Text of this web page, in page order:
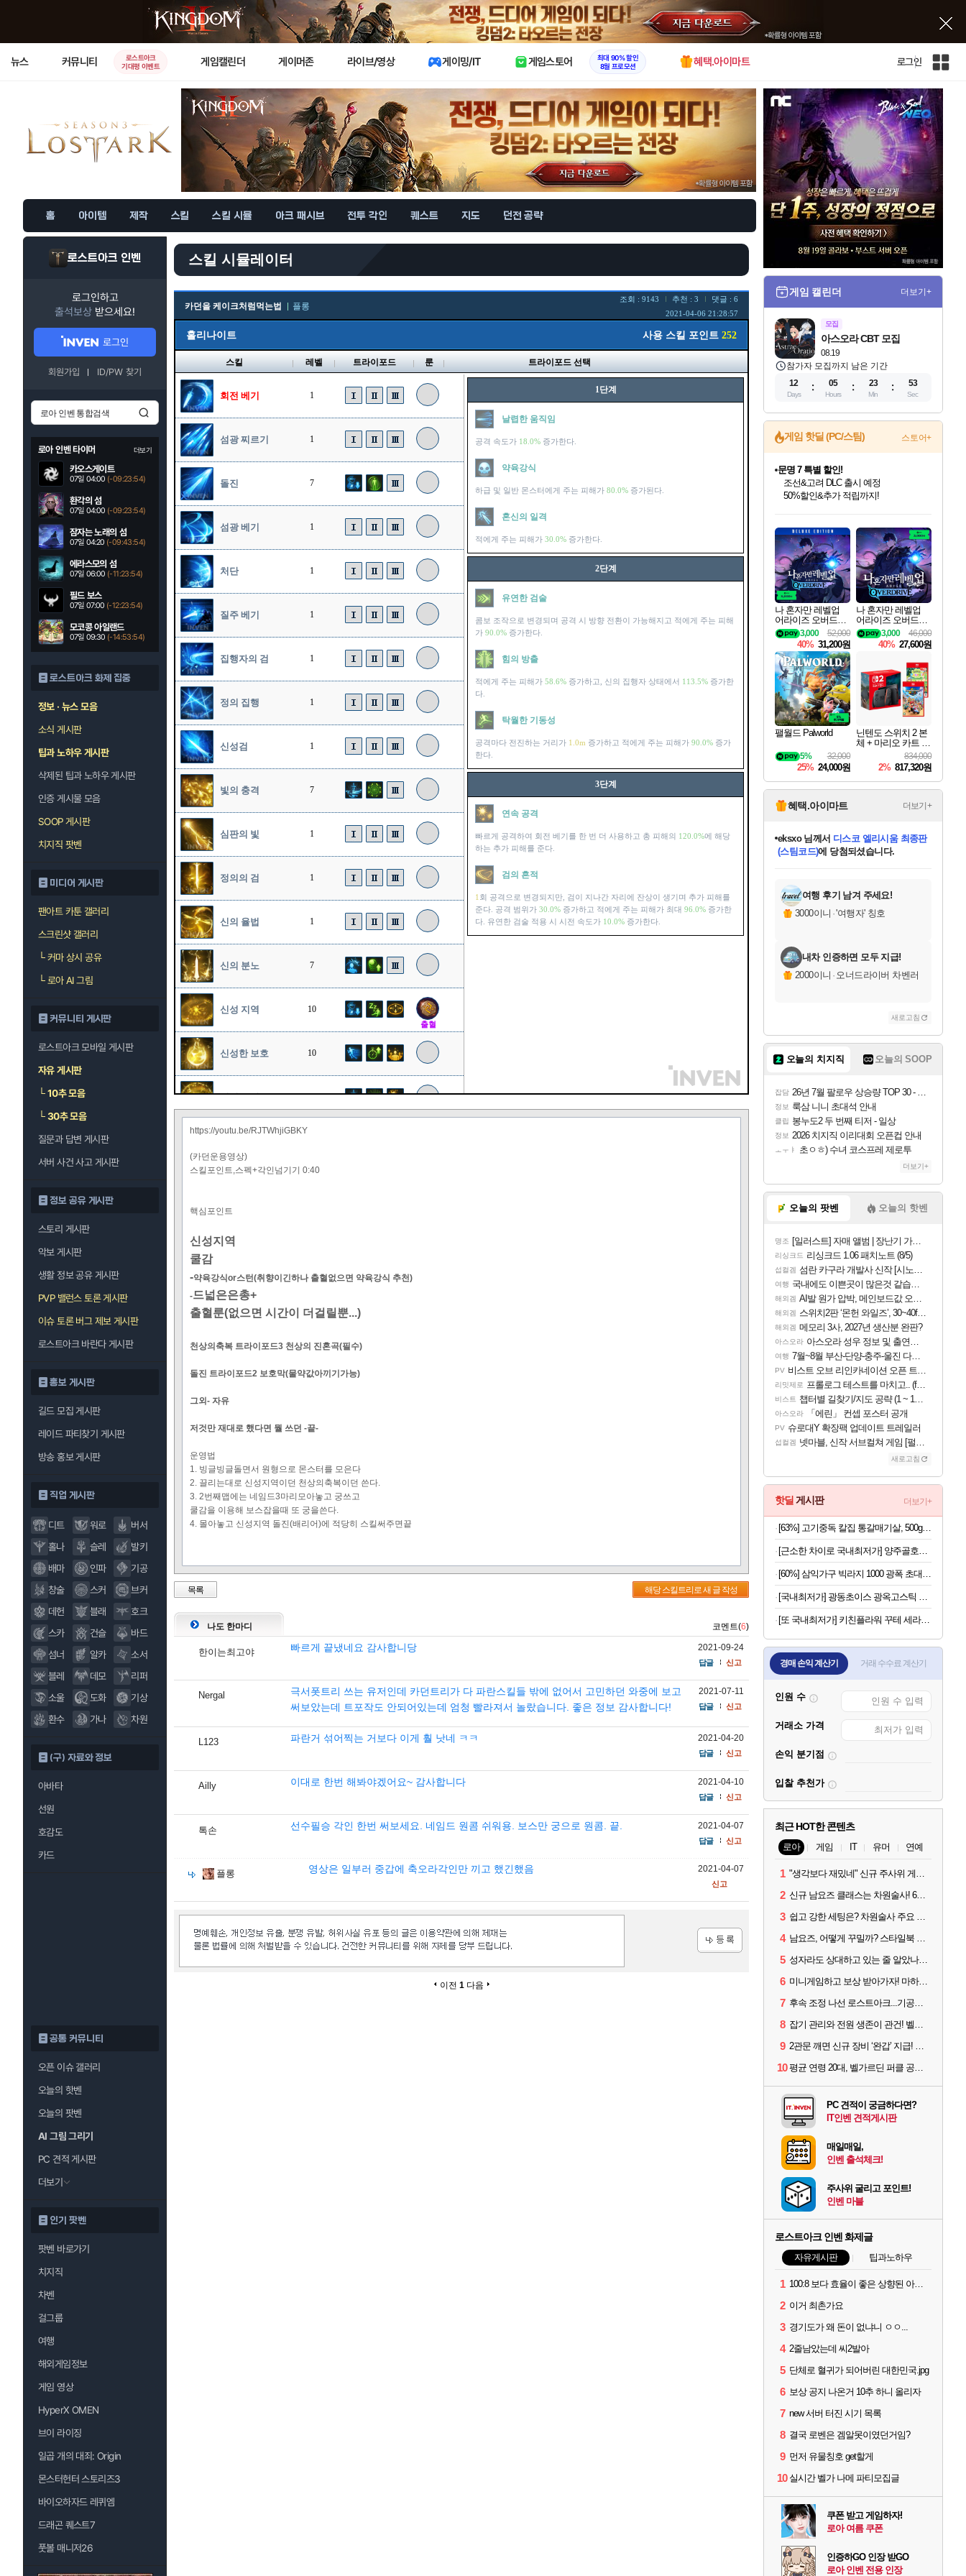
X
뉴스 커뮤니티
로스트아크
기대평 이벤트
게임캘린더 게이머존 라이브/영상 게이밍/IT 게임스토어
최대 90% 할인
8월 프로모션
혜택.아이마트 로그인
인
전
체
사
홈 아이템 제작 스킬 스킬 시뮬 아크 패시브 전투 각인 퀘스트 지도 던전 공략
로스트아크 인벤
로그인하고
출석보상 받으세요!
로그인
회원가입 ID/PW 찾기
로아 인벤 타이머 더보기
카오스게이트
07일 04:00 (-09:23:53)
환각의 섬
07일 04:00 (-09:23:53)
잠자는 노래의 섬
07일 04:20 (-09:43:53)
에라스모의 섬
07일 06:00 (-11:23:53)
필드 보스
07일 07:00 (-12:23:53)
모코콩 아일랜드
07일 09:30 (-14:53:53)
로스트아크 화제 집중
정보 · 뉴스 모음
소식 게시판
팁과 노하우 게시판
삭제된 팁과 노하우 게시판
인증 게시물 모음
SOOP 게시판
치지직 팟벤
미디어 게시판
팬아트 카툰 갤러리
스크린샷 갤러리
└커마 상시 공유
└로아 AI 그림
커뮤니티 게시판
로스트아크 모바일 게시판
자유 게시판
└10추 모음
└30추 모음
질문과 답변 게시판
서버 사건 사고 게시판
정보 공유 게시판
스토리 게시판
악보 게시판
생활 정보 공유 게시판
PVP 밸런스 토론 게시판
이슈 토론 버그 제보 게시판
로스트아크 바란다 게시판
홍보 게시판
길드 모집 게시판
레이드 파티찾기 게시판
방송 홍보 게시판
직업 게시판
디트 워로
버서
홀나
슬레
발키
배마
인파
기공
창술
스커
브커
데헌
블래
호크
스카
건슬
바드
섬너
알카
소서
블레
데모
리퍼
소울
도화
기상
환수
가나 차원
(구) 자료와 정보
아바타
선원
호감도
카드
공통 커뮤니티
오픈 이슈 갤러리
오늘의 핫벤
오늘의 팟벤
AI 그림 그리기
PC 견적 게시판
더보기
인기 팟벤
팟벤 바로가기
치지직
차벤
걸그룹
여행
해외게임정보
게임 영상
HyperX OMEN
브이 라이징
일곱 개의 대죄: Origin
몬스터헌터 스토리즈3
바이오하자드 레퀴엠
드래곤 퀘스트7
풋볼 매니저26
스킬 시뮬레이터
카던을 케이크처럼먹는법 플롱
조회 : 9143 추천 : 3
댓글 : 6
2021-04-06 21:28:57
홀리나이트 사용 스킬 포인트 252
스킬 레벨 트라이포드 룬 트라이포드 선택
회전 베기 1
섬광 찌르기 1
돌진 7
섬광 베기 1
처단 1
질주 베기 1
집행자의 검 1
정의 집행 1
신성검 1
빛의 충격 7
심판의 빛 1
정의의 검 1
신의 율법 1
신의 분노 7
신성 지역 10
출혈
신성한 보호 10
신성 폭발 10
1단계
날렵한 움직임
공격 속도가 18.0% 증가한다.
약육강식
하급 및 일반 몬스터에게 주는 피해가 80.0% 증가된다.
혼신의 일격
적에게 주는 피해가 30.0% 증가한다.
2단계
유연한 검술
콤보 조작으로 변경되며 공격 시 방향 전환이 가능해지고 적에게 주는 피해
가 90.0% 증가한다.
힘의 방출
적에게 주는 피해가 58.6% 증가하고, 신의 집행자 상태에서 113.5% 증가한
다.
탁월한 기동성
공격마다 전진하는 거리가 1.0m 증가하고 적에게 주는 피해가 90.0% 증가
한다.
3단계
연속 공격
빠르게 공격하여 회전 베기를 한 번 더 사용하고 총 피해의 120.0%에 해당
하는 추가 피해를 준다.
검의 흔적
1 회 공격으로 변경되지만, 검이 지나간 자리에 잔상이 생기며 추가 피해를
준다. 공격 범위가 30.0% 증가하고 적에게 주는 피해가 최대 96.0% 증가한
다. 유연한 검술 적용 시 시전 속도가 10.0% 증가한다.
https://youtu.be/RJTWhjiGBKY
(카던운용영상)
스킬포인트,스펙+각인넘기기 0:40
핵심포인트
신성지역
쿨감
-약육강식or스턴(취향이긴하나 출혈없으면 약육강식 추천)
-드넓은은총+
출혈룬(없으면 시간이 더걸릴뿐...)
천상의축복 트라이포드3 천상의 진혼곡(필수)
돌진 트라이포드2 보호막(물약값아끼기가능)
그외- 자유
저것만 재대로 했다면 뭘 쓰던 -끝-
운영법
1. 빙글빙글돌면서 원형으로 몬스터를 모은다
2. 끌리는대로 신성지역이던 천상의축복이던 쓴다.
3. 2번째맵에는 네임드3마리모아놓고 궁쓰고
쿨감을 이용해 보스잡을때 또 궁을쓴다.
4. 몰아놓고 신성지역 돌진(배리어)에 적당히 스킬써주면끝
목록 해당 스킬트리로 새 글 작성
나도 한마디 코멘트(6)
한이는최고야 빠르게 끝냈네요 감사합니당 2021-09-24
답글 신고
Nergal
극서폿트리 쓰는 유저인데 카던트리가 다 파란스킬들 밖에 없어서 고민하던 와중에 보고
써보았는데 트포작도 안되어있는데 엄청 빨라져서 놀랐습니다. 좋은 정보 감사합니다!
2021-07-11
답글 신고
L123 파란거 섞어찍는 거보다 이게 훨 낫네 ㅋㅋ 2021-04-20
답글 신고
Ailly 이대로 한번 해봐야겠어요~ 감사합니다 2021-04-10
답글 신고
톡손 선수필승 각인 한번 써보세요. 네임드 원콤 쉬워용. 보스만 궁으로 원콤. 끝. 2021-04-07
답글 신고
플롱 영상은 일부러 중갑에 축오라각인만 끼고 했긴했음 2021-04-07
신고
이전 1 다음
게임 캘린더 더보기+
모집
08.19
아스오라 CBT 모집
참가자 모집까지 남은 기간
12
Days
05
Hours
23
Min
52
Sec
게임 핫딜 (PC/스팀) 스토어+
최대 90% 할인가를 만나보세요!
네이버혜택과 함께 만나보세요!
50%할인&추가 적립까지!
귀무자: 검의 길 예약 판매 중!
10% 할인과
이니&베니 혜택까지!
네이버 혜택가와 함께 예약하세요!
할인&네이버혜택으로 만나보세요!
네이버페이 혜택과 만나보세요!
40주년 프로모션으로 만나보세요!
네이버 포인트 혜택까지!
할인가에 만나보세요!
일부 에디션 상시 할인!
혜택으로 예약 판매 중
편안하게 충전하세요
나 혼자만 레벨업
어라이즈 오버드라
이브 디럭스 에디션
Solo Leveling Arise
Overdrive Deluxe Edi
tion
52,000
3,000
40% 31,200원
나 혼자만 레벨업
어라이즈 오버드라
이브 Solo Leveling A
rise
46,000
3,000
40% 27,600원
팰월드 Palworld
32,000
5%
25% 24,000원
닌텐도 스위치 2 본
체 + 마리오 카트 월
드 + 포켓몬 포코피
아 번들
834,000
2% 817,320원
혜택.아이마트 더보기+
당첨되셨습니다.
당첨되셨습니다.
eksxo님께서 디스코 엘리시움 최종판
(스팀코드)에 당첨되셨습니다.
당첨되셨습니다.
당첨되셨습니다.
에디션 (스팀코드) 를 교환.
당첨되셨습니다.
당첨되셨습니다.
당첨되셨습니다.
당첨되셨습니다.
여행 후기 남겨 주세요!
3000이니 ·'여행자' 칭호
내차 인증하면 모두 지급!
2000이니 · 오너드라이버 차벤러
새로고침
오늘의 치지직 오늘의 SOOP
잡담 26년 7월 팔로우 상승량 TOP 30 - 월간 치지직
정보 룩삼 니니 초대석 안내
클립 봉누도2 두 번째 티저 - 일상
정보 2026 치지직 이리대회 오픈컵 안내
ㅗㅜㅑ 초ㅇㅎ) 수녀 코스프레 제로투
더보기+
오늘의 팟벤 오늘의 핫벤
명조 [일러스트] 자매 앨범 | 장난기 가득한 오후의 공원 (리메이크판)
리싱크드 리싱크드 1.06 패치노트 (8/5)
섭컬겜 섬란 카구라 개발사 신작 [시노비 넥서스] 연내 출시 예정
여행 국내에도 이쁜곳이 많은것 같습니다
해외겜 AI발 원가 압박, 메인보드값 오르나
해외겜 스위치2판 ‘몬헌 와일즈’, 30~40fps 목표 추정
해외겜 메모리 3사, 2027년 생산분 완판?
아스오라 아스오라 성우 정보 및 출연작 모음
여행 7월~8월 부산-단양-충주-울진 다녀왔어요~
PV 비스트 오브 리인카네이션 오픈 트레일러
리밋제로 프롤로그 테스트를 마치고.. (feat. 리아)
비스트 챕터별 길찾기/지도 공략 (1 ~ 12장)
아스오라 「에린」 컨셉 포스터 공개
PV 슈로대Y 확장팩 업데이트 트레일러
섭컬겜 넷마블, 신작 서브컬쳐 게임 [펄 인 블루] 티저 사이트 오픈
새로고침
핫딜 게시판 더보기+
[63%] 고기중독 칼집 통갈매기살, 500g, 2팩
[또 국내최저가] 키친플라워 꾸테 세라믹 인덕션 냄비 편수 18cm x 2개
경매 손익 계산기 거래 수수료 계산기
인원 수
거래소 가격
손익 분기점
입찰 추천가
최근 HOT한 콘텐츠
로아 게임 IT 유머 연예
1 "생각보다 재밌네" 신규 주사위 게임 티카투카 호평
2 신규 남요즈 클래스는 차원술사! 6월 20일 로아온 썸머 정리
3 쉽고 강한 세팅은? 차원술사 주요 빌드와 스킬 코드
4 남요즈, 어떻게 꾸밀까? 스타일북 인기 차원술사 커스터마이즈
5 성자라도 상대하고 있는 줄 알았나? 벨가르딘 이모저모
6 미니게임하고 보상 받아가자! 마하라카 썸머 캠프 할 일은?
7 후속 조정 나선 로스트아크...기공사, 차원술사 하향
8 잡기 관리와 전원 생존이 관건! 벨가르딘 유물 칭호 획득방법 정리
9 2관문 깨면 신규 장비 ‘완갑’ 지급! 그림자 레이드 벨가르딘 공개
10 평균 연령 20대, 벨가르딘 퍼클 공대 '영로티'를 만나다
PC 견적이 궁금하다면?
IT인벤 견적게시판
매일매일,
인벤 출석체크!
주사위 굴리고 포인트!
인벤 마블
로스트아크 인벤 화제글
자유게시판 팁과노하우
1 100:8 보다 효율이 좋은 상향된 아제나 ㄷㄷ
2 이거 최촌가요
3 경기도가 왜 돈이 없냐니 ㅇㅇ...
4 2줄남았는데 씨2발아
5 단체로 혈귀가 되어버린 대한민국.jpg
6 보상 공지 나온거 10추 하니 올리자
7 new 서버 터진 시기 목록
8 결국 로벤은 겜알못이였던거임?
9 먼저 유물칭호 get할게
10 실시간 벨가 나메 파티모집글
쿠폰 받고 게임하자!
로아 여름 쿠폰
인증하GO 인장 받GO
로아 인벤 전용 인장